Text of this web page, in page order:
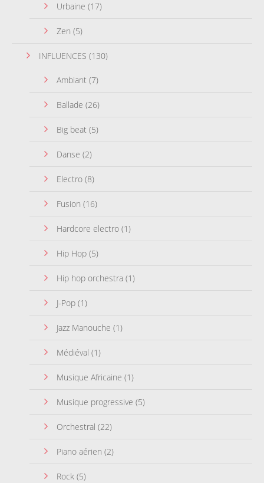
Urbaine (17)
Zen (5)
INFLUENCES (130)
Ambiant (7)
Ballade (26)
Big beat (5)
Danse (2)
Electro (8)
Fusion (16)
Hardcore electro (1)
Hip Hop (5)
Hip hop orchestra (1)
J-Pop (1)
Jazz Manouche (1)
Médiéval (1)
Musique Africaine (1)
Musique progressive (5)
Orchestral (22)
Piano aérien (2)
Rock (5)